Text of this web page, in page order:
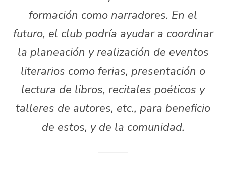
formación como narradores. En el
futuro, el club podría ayudar a coordinar
la planeación y realización de eventos
literarios como ferias, presentación o
lectura de libros, recitales poéticos y
talleres de autores, etc., para beneficio
de estos, y de la comunidad.